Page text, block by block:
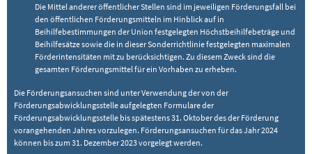
Die Mittel anderer öffentlicher Stellen sind im jeweiligen Förderungsfall bei
den öffentlichen Förderungsmitteln im Hinblick auf in
Beihilfebestimmungen der Union festgelegten Höchstbeihilfebeträge und
Beihilfesätze sowie die in dieser Sonderrichtlinie festgelegten maximalen
Förderintensitäten mit zu berücksichtigen. Zu diesem Zweck sind die
gesamten Förderungsmittel für ein Vorhaben zu erheben.
Die Förderungsansuchen sind unter Verwendung der von der
Förderungsabwicklungsstelle aufgelegten Formulare der
Förderungsabwicklungsstelle bis spätestens 31. Oktober des der Förderung
vorangehenden Jahres vorzulegen. Förderungsansuchen für das Jahr 2024
können bis zum 31. Dezember 2023 vorgelegt werden.